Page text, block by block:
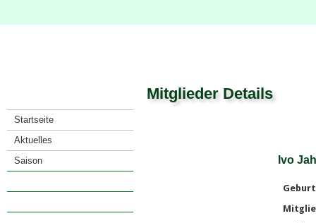
Mitglieder Details
Startseite
Aktuelles
Saison
Ivo